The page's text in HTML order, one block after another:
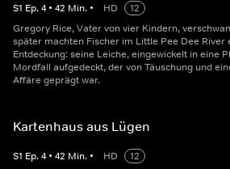
S1 Ep.4 • 42 Min. • HD
12
Gregory Rice, Vater von vier Kindern,
später machten Fischer im Little Pee Dee River
Entdeckung: seine Leiche, eingewickelt in eine
Mordfall aufgedeckt, der von Täuschung und
Affäre geprägt war.
Kartenhaus aus Lügen
S1 Ep.4 • 42 Min. • HD
12